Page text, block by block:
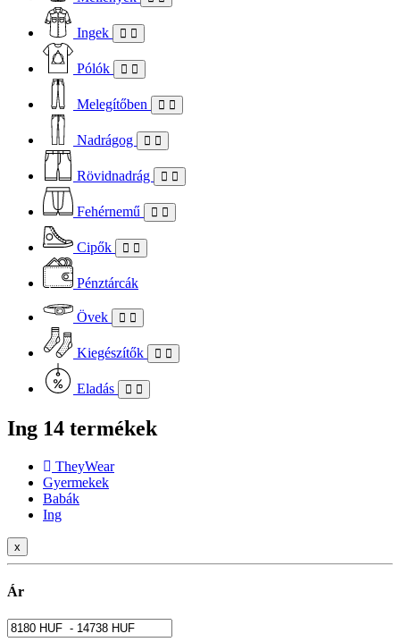
Ingek
Pólók
Melegítőben
Nadrágog
Rövidnadrág
Fehérnemű
Cipők
Pénztárcák
Övek
Kiegészítők
Eladás
Ing 14 termékek
TheyWear
Gyermekek
Babák
Ing
x
Ár